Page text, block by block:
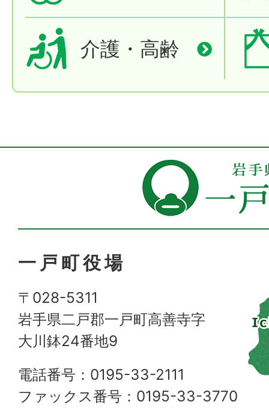
介護・高齢
一戸町役場
〒028-5311
岩手県二戸郡一戸町高善寺字
大川鉢24番地9
電話番号：0195-33-2111
ファックス番号：0195-33-3770